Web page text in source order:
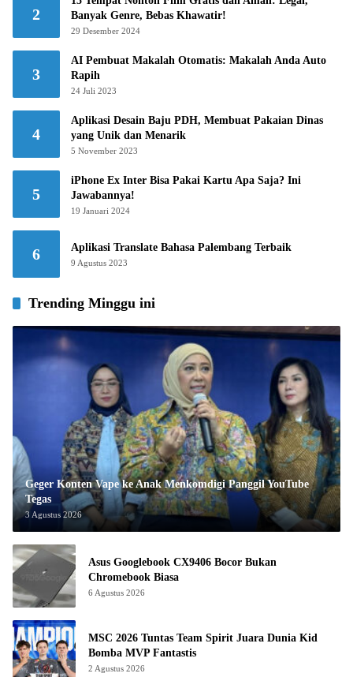
2
Banyak Genre, Bebas Khawatir!
29 Desember 2024
3
AI Pembuat Makalah Otomatis: Makalah Anda Auto
Rapih
24 Juli 2023
4
Aplikasi Desain Baju PDH, Membuat Pakaian Dinas
yang Unik dan Menarik
5 November 2023
5
iPhone Ex Inter Bisa Pakai Kartu Apa Saja? Ini
Jawabannya!
19 Januari 2024
6 Aplikasi Translate Bahasa Palembang Terbaik
9 Agustus 2023
Trending Minggu ini
Geger Konten Vape ke Anak Menkomdigi Panggil YouTube
Tegas
3 Agustus 2026
Asus Googlebook CX9406 Bocor Bukan
Chromebook Biasa
6 Agustus 2026
MSC 2026 Tuntas Team Spirit Juara Dunia Kid
Bomba MVP Fantastis
2 Agustus 2026